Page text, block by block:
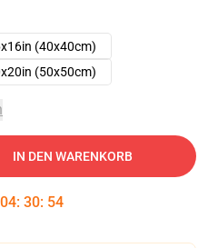
(40x40cm)
(50x50cm)
IN DEN WARENKORB
04: 30: 54